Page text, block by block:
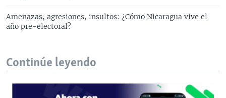
Amenazas, agresiones, insultos: ¿Cómo Nicaragua vive el
año pre-electoral?
Continúe leyendo